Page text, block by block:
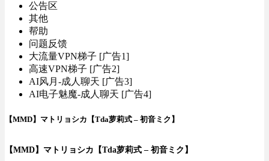
公告区
其他
帮助
问题反馈
大流量VPN梯子 [广告1]
高速VPN梯子 [广告2]
AI风月-成人聊天 [广告3]
AI电子魅魔-成人聊天 [广告4]
【MMD】マトリョシカ【Tda萝莉式 – 初音ミク】
【MMD】マトリョシカ【Tda萝莉式 – 初音ミク】